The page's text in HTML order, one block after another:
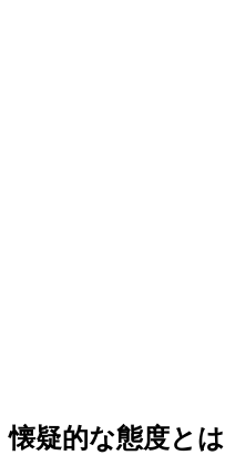
懐疑的な態度とは